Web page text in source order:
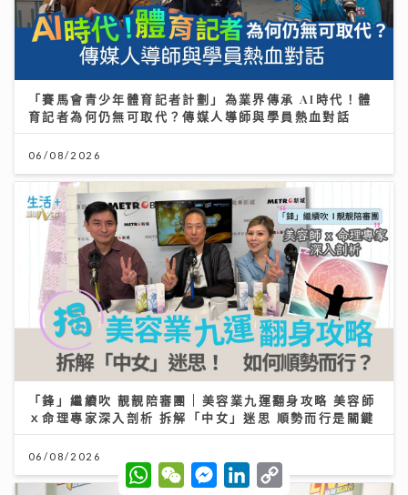
「賽馬會青少年體育記者計劃」為業界傳承 AI時代！體
育記者為何仍無可取代？傳媒人導師與學員熱血對話
06/08/2026
「鋒」繼續吹 靚靚陪審團 | 美容業九運翻身攻略 美容師
ｘ命理專家深入剖析 拆解「中女」迷思 順勢而行是關鍵
06/08/2026
W
h
W
e
M
e
L